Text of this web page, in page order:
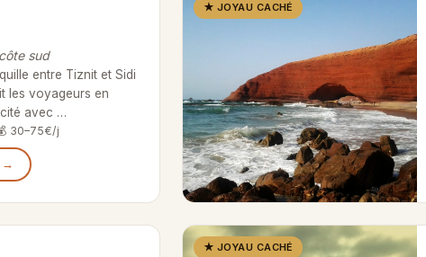
sud
entre Tiznit et Sidi
les voyageurs en
avec …
30–75€/j
→
★ JOYAU CACHÉ
★ JOYAU CACHÉ